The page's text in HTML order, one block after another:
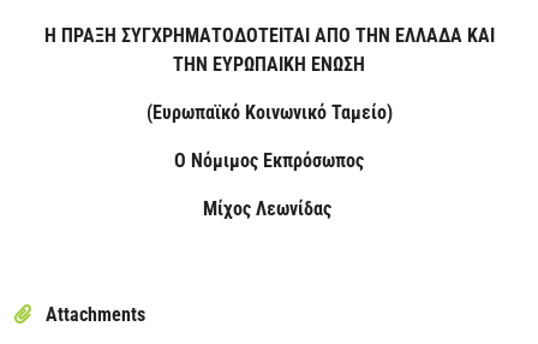
Η ΠΡΑΞΗ ΣΥΓΧΡΗΜΑΤΟΔΟΤΕΙΤΑΙ ΑΠΟ ΤΗΝ ΕΛΛΑΔΑ ΚΑΙ
ΤΗΝ ΕΥΡΩΠΑIΚΗ ΕΝΩΣΗ
(Ευρωπαϊκό Κοινωνικό Ταμείο)
O Νόμιμος Εκπρόσωπος
Μίχος Λεωνίδας
Attachments